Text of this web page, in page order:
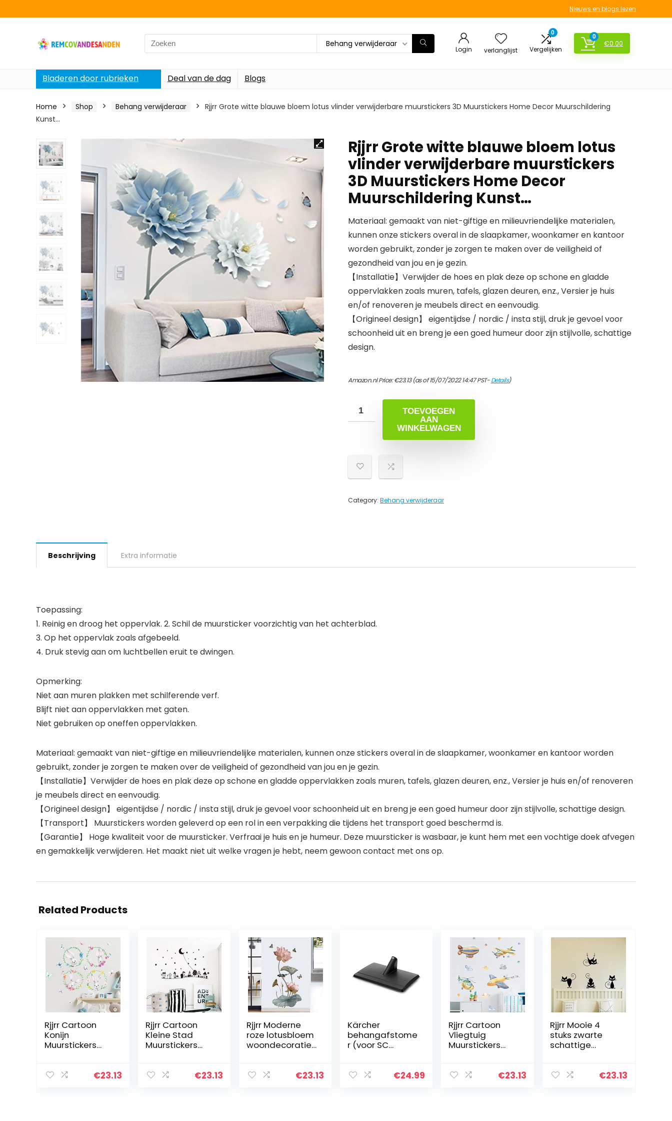
Nieuws en blogs lezen
Search
for:
Behang verwijderaar
Login verlanglijst
0
Vergelijken
0
€0.00
Bladeren door rubrieken Deal van de dag Blogs
Home Shop Behang verwijderaar
Rjjrr Grote witte blauwe bloem lotus vlinder verwijderbare muurstickers 3D Muurstickers Home Decor Muurschildering
Kunst…
Rjjrr Grote witte blauwe bloem lotus
vlinder verwijderbare muurstickers
3D Muurstickers Home Decor
Muurschildering Kunst…
Materiaal: gemaakt van niet-giftige en milieuvriendelijke materialen,
kunnen onze stickers overal in de slaapkamer, woonkamer en kantoor
worden gebruikt, zonder je zorgen te maken over de veiligheid of
gezondheid van jou en je gezin.
【Installatie】Verwijder de hoes en plak deze op schone en gladde
oppervlakken zoals muren, tafels, glazen deuren, enz., Versier je huis
en/of renoveren je meubels direct en eenvoudig.
【Origineel design】 eigentijdse / nordic / insta stijl, druk je gevoel voor
schoonheid uit en breng je een goed humeur door zijn stijlvolle, schattige
design.
Amazon.nl Price:€23.13(as of 15/07/2022 14:47 PST-Details)
TOEVOEGEN
AAN
WINKELWAGEN
Category: Behang verwijderaar
Beschrijving Extra informatie
Toepassing:
1. Reinig en droog het oppervlak. 2. Schil de muursticker voorzichtig van het achterblad.
3. Op het oppervlak zoals afgebeeld.
4. Druk stevig aan om luchtbellen eruit te dwingen.
Opmerking:
Niet aan muren plakken met schilferende verf.
Blijft niet aan oppervlakken met gaten.
Niet gebruiken op oneffen oppervlakken.
Materiaal: gemaakt van niet-giftige en milieuvriendelijke materialen, kunnen onze stickers overal in de slaapkamer, woonkamer en kantoor worden
gebruikt, zonder je zorgen te maken over de veiligheid of gezondheid van jou en je gezin.
【Installatie】Verwijder de hoes en plak deze op schone en gladde oppervlakken zoals muren, tafels, glazen deuren, enz., Versier je huis en/of renoveren
je meubels direct en eenvoudig.
【Origineel design】 eigentijdse / nordic / insta stijl, druk je gevoel voor schoonheid uit en breng je een goed humeur door zijn stijlvolle, schattige design.
【Transport】 Muurstickers worden geleverd op een rol in een verpakking die tijdens het transport goed beschermd is.
【Garantie】 Hoge kwaliteit voor de muursticker. Verfraai je huis en je humeur. Deze muursticker is wasbaar, je kunt hem met een vochtige doek afvegen
en gemakkelijk verwijderen. Het maakt niet uit welke vragen je hebt, neem gewoon contact met ons op.
Related Products
Rjjrr Cartoon
Konijn
Muurstickers
Gift Muursticker
€23.13
Rjjrr Cartoon
Kleine Stad
Muurstickers
Maan Sterren
€23.13
Rjjrr Moderne
roze lotusbloem
woondecoratie
slaapkamer€23.13
Kärcher
behangafstome
r (voor SC
eenvoudig
€24.99
Rjjrr Cartoon
Vliegtuig
Muurstickers
Kleuterschool
€23.13
Rjjrr Mooie 4
stuks zwarte
schattige
woonkamer€23.13